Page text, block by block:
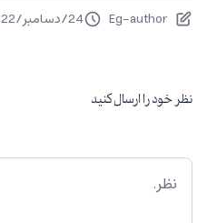
Eg-author
24
/دسامبر/
نظر خود را ارسال کنید